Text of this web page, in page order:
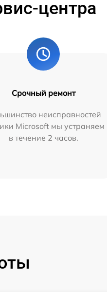
центра
Срочный ремонт
неисправностей
Microsoft мы устраняем
в течение 2 часов.